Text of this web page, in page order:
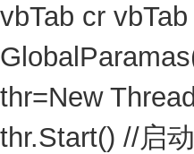
vbTab cr
thr=New
thr.Start() //启